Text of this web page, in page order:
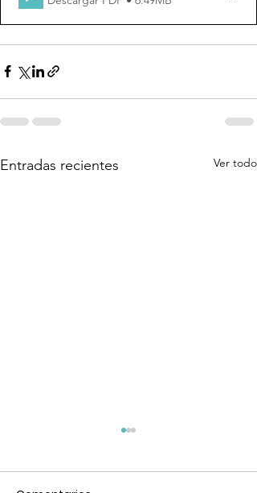
Entradas recientes Ver todo